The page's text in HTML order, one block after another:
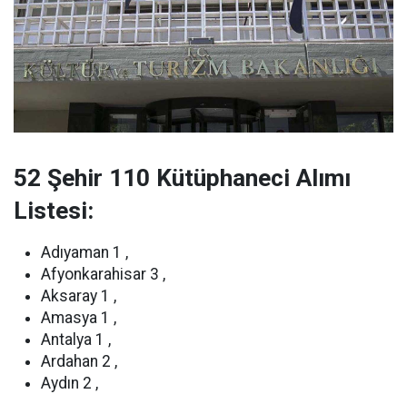
52 Şehir 110 Kütüphaneci Alımı
Listesi:
Adıyaman 1 ,
Afyonkarahisar 3 ,
Aksaray 1 ,
Amasya 1 ,
Antalya 1 ,
Ardahan 2 ,
Aydın 2 ,